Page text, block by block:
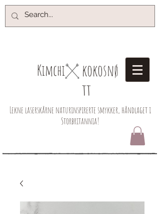
Kimchi​
kokosnø
tt
Lekne laserskårne naturinspirerte smykker, håndlaget i
Storbritannia!